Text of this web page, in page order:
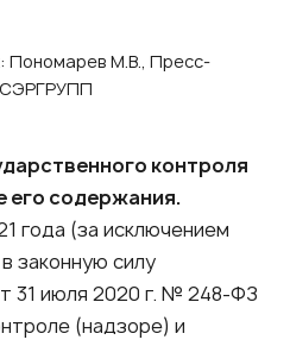
Пономарев М.В., Пресс-
контроля
его содержания.
года (за исключением
законную силу
31 июля 2020 г. № 248-ФЗ
(надзоре) и